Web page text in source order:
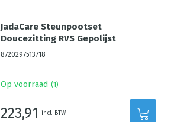
JadaCare Steunpootset
Doucezitting RVS Gepolijst
8720297513718
Op voorraad (1 )
223,91 incl. BTW